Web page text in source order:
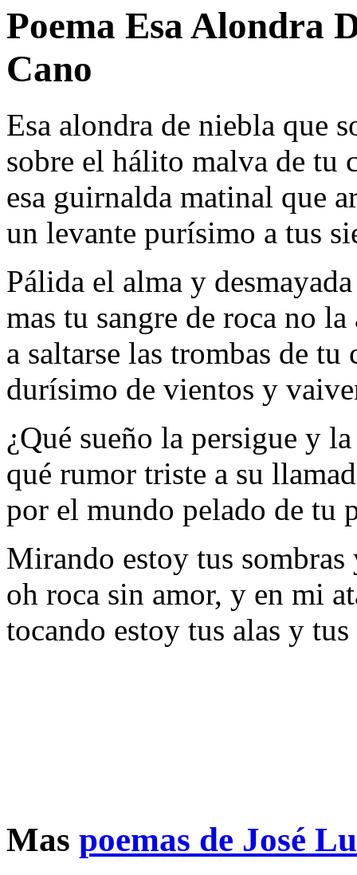
Poema Esa Alondra
Cano
Esa alondra de niebla que
sobre el hálito malva de tu
esa guirnalda matinal que
un levante purísimo a tus
Pálida el alma y
mas tu sangre de roca no la
a saltarse las trombas de tu
durísimo de vientos y
¿Qué sueño la persigue y
qué rumor triste a su
por el mundo pelado de tu
Mirando estoy tus sombras
oh roca sin amor, y en mi
tocando estoy tus alas y tus
Mas poemas de José